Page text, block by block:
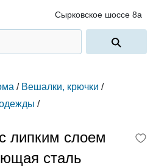
Сырковское шоссе 8а
/ Вешалки, крючки /
/
липким слоем
сталь